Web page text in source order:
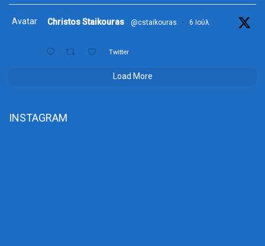
Avatar Christos Staikouras @cstaikouras · 6 Ιούλ
Twitter
Load More
INSTAGRAM